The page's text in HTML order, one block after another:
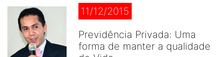
11/12/2015
Previdência Privada: Uma
forma de manter a qualidade